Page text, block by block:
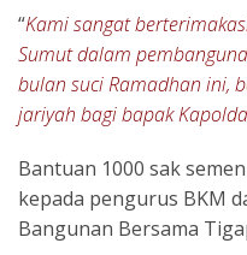
“Kami sangat
Sumut dalam
bulan suci Ramadhan ini,
jariyah bagi bapak Kapolda
Bantuan 1000 sak
kepada pengurus BKM
Bangunan Bersama